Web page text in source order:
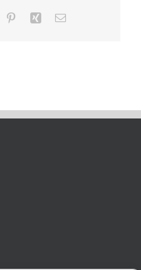
PinterestXing E-